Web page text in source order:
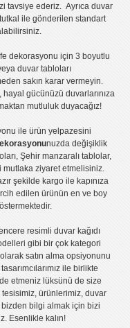
tavsiye ederiz. Ayrıca duvar
ile gönderilen standart
dekorasyonu için3 boyutlu
duvar tabloları
sakın karar vermeyin.
gücünüzü duvarlarınıza
mutluluk duyacağız!
ile ürün yelpazesini
nuzda değişiklik
, Şehir manzaralı tablolar,
mutlaka ziyaret etmelisiniz.
şekilde kargo ile kapınıza
edilen ürünün en ve boy
resimli duvar kağıdı
gibi bir çok kategori
satın alma opsiyonunu
ile birlikte
etmeniz lüksünü de size
ürünlerimiz, duvar
bizden bilgi almak için bizi
Esenlikle kalın!